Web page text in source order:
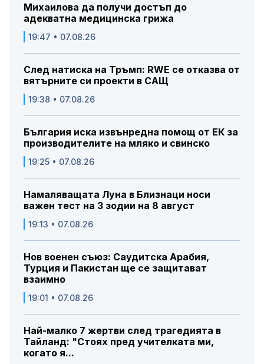
Михаилова да получи достъп до
адекватна медицинска грижа
19:47 • 07.08.26
След натиска на Тръмп: RWE се отказва от
вятърните си проекти в САЩ
19:38 • 07.08.26
България иска извънредна помощ от ЕК за
производителите на мляко и свинско
19:25 • 07.08.26
Намаляващата Луна в Близнаци носи
важен тест на 3 зодии на 8 август
19:13 • 07.08.26
Нов военен съюз: Саудитска Арабия,
Турция и Пакистан ще се защитават
взаимно
19:01 • 07.08.26
Най-малко 7 жертви след трагедията в
Тайланд: "Стоях пред учителката ми,
когато я...